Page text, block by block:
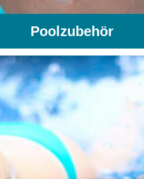
Poolzubehör